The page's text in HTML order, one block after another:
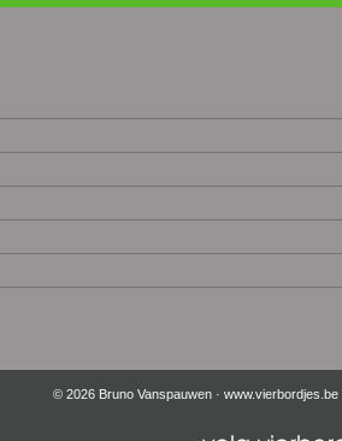
© 2026 Bruno Vanspauwen · www.vierbordjes.be